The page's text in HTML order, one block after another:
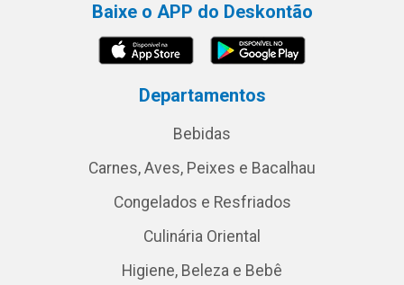
Baixe o APP do Deskontão
Departamentos
Bebidas
Carnes, Aves, Peixes e Bacalhau
Congelados e Resfriados
Culinária Oriental
Higiene, Beleza e Bebê